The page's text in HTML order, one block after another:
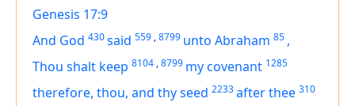
Genesis 17:9
And God 430said 559 ,8799 unto Abraham 85 ,
Thou shalt keep 8104 ,8799 my covenant 1285
therefore, thou, and thy seed 2233after thee 310